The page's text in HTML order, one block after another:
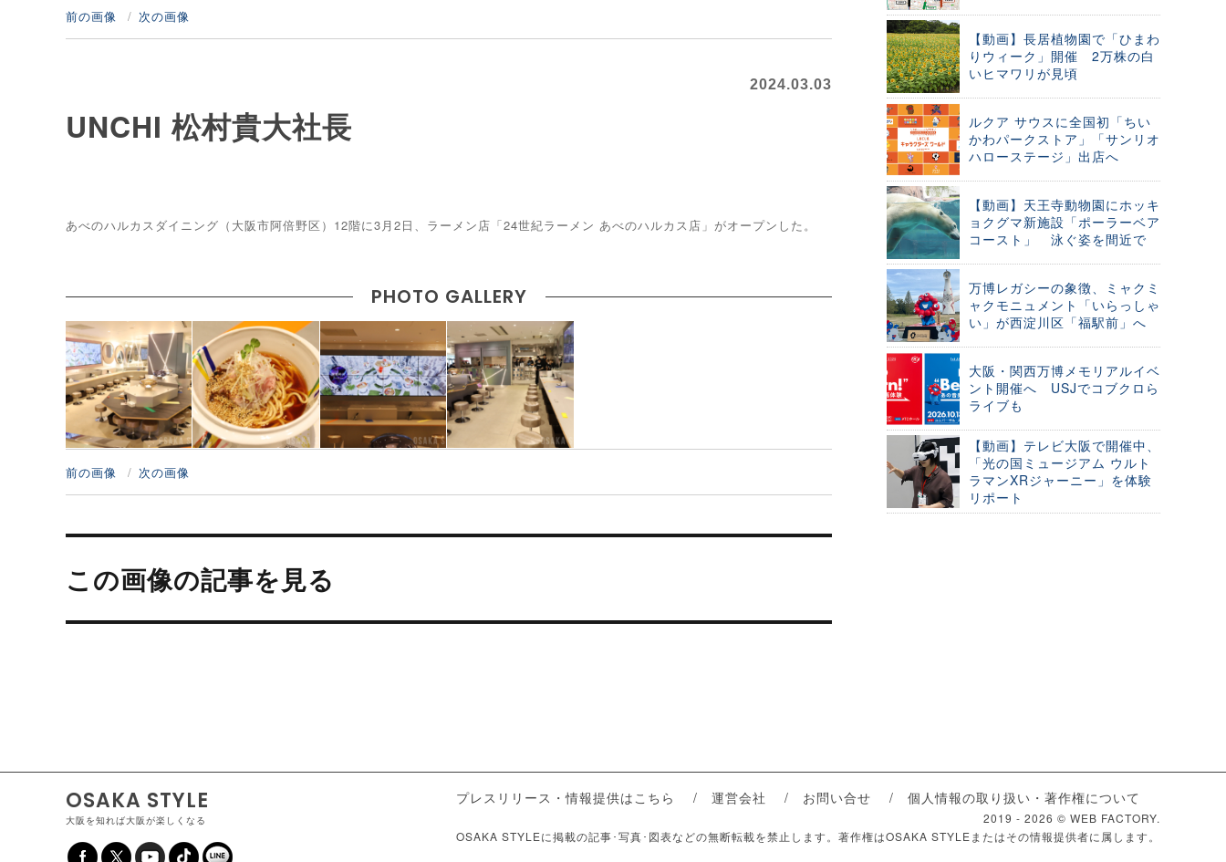
前の画像 次の画像
2024.03.03
UNCHI 松村貴大社長
あべのハルカスダイニング（大阪市阿倍野区）12階に3月2日、ラーメン店「24世紀ラーメン あべのハルカス店」がオープンした。
PHOTO GALLERY
前の画像 次の画像
投
ナ
ビ
ー
この画像の記事を見る
【動画】長居植物園で「ひまわ
りウィーク」開催 2万株の白
いヒマワリが見頃
ルクア サウスに全国初「ちい
かわパークストア」「サンリオ
ハローステージ」出店へ
【動画】天王寺動物園にホッキ
ョクグマ新施設「ポーラーベア
コースト」 泳ぐ姿を間近で
万博レガシーの象徴、ミャクミ
ャクモニュメント「いらっしゃ
い」が西淀川区「福駅前」へ
大阪・関西万博メモリアルイベ
ント開催へ USJでコブクロら
ライブも
【動画】テレビ大阪で開催中、
「光の国ミュージアム ウルト
ラマンXRジャーニー」を体験
リポート
OSAKA STYLE
大阪を知れば大阪が楽しくなる
プレスリリース・情報提供はこちら 運営会社 お問い合せ 個人情報の取り扱い・著作権について
2019 - 2026 © WEB FACTORY.
OSAKA STYLEに掲載の記事･写真･図表などの無断転載を禁止します。著作権はOSAKA STYLEまたはその情報提供者に属します。